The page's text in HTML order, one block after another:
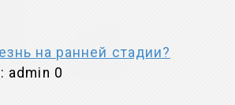
на ранней стадии?
admin 0